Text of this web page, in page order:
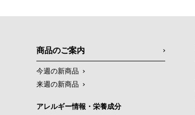
商品のご案内
今週の新商品
来週の新商品
アレルギー情報・栄養成分